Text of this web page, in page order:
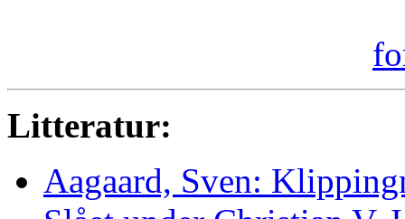
Litteratur:
Aagaard, Sven: